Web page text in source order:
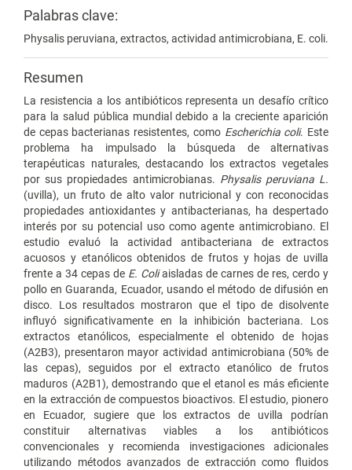
Palabras clave:
Physalis peruviana, extractos, actividad antimicrobiana, E. coli.
Resumen
La resistencia a los antibióticos representa un desafío crítico
para la salud pública mundial debido a la creciente aparición
de cepas bacterianas resistentes, como Escherichia coli. Este
problema ha impulsado la búsqueda de alternativas
terapéuticas naturales, destacando los extractos vegetales
por sus propiedades antimicrobianas. Physalis peruviana L.
(uvilla), un fruto de alto valor nutricional y con reconocidas
propiedades antioxidantes y antibacterianas, ha despertado
interés por su potencial uso como agente antimicrobiano. El
estudio evaluó la actividad antibacteriana de extractos
acuosos y etanólicos obtenidos de frutos y hojas de uvilla
frente a 34 cepas de E. Coliaisladas de carnes de res, cerdo y
pollo en Guaranda, Ecuador, usando el método de difusión en
disco. Los resultados mostraron que el tipo de disolvente
influyó significativamente en la inhibición bacteriana. Los
extractos etanólicos, especialmente el obtenido de hojas
(A2B3), presentaron mayor actividad antimicrobiana (50% de
las cepas), seguidos por el extracto etanólico de frutos
maduros (A2B1), demostrando que el etanol es más eficiente
en la extracción de compuestos bioactivos. El estudio, pionero
en Ecuador, sugiere que los extractos de uvilla podrían
constituir alternativas viables a los antibióticos
convencionales y recomienda investigaciones adicionales
utilizando métodos avanzados de extracción como fluidos